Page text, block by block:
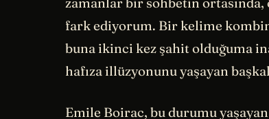
fark ediyorum. Bir kelime
buna ikinci kez şahit olduğuma
hafıza illüzyonunu yaşayan
Emile Boirac, bu durumu